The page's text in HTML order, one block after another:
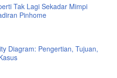
Tak Lagi Sekadar Mimpi
Pinhome
Diagram: Pengertian, Tujuan,